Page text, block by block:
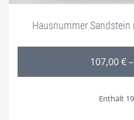
Hausnummer
107,00€–
Enthält